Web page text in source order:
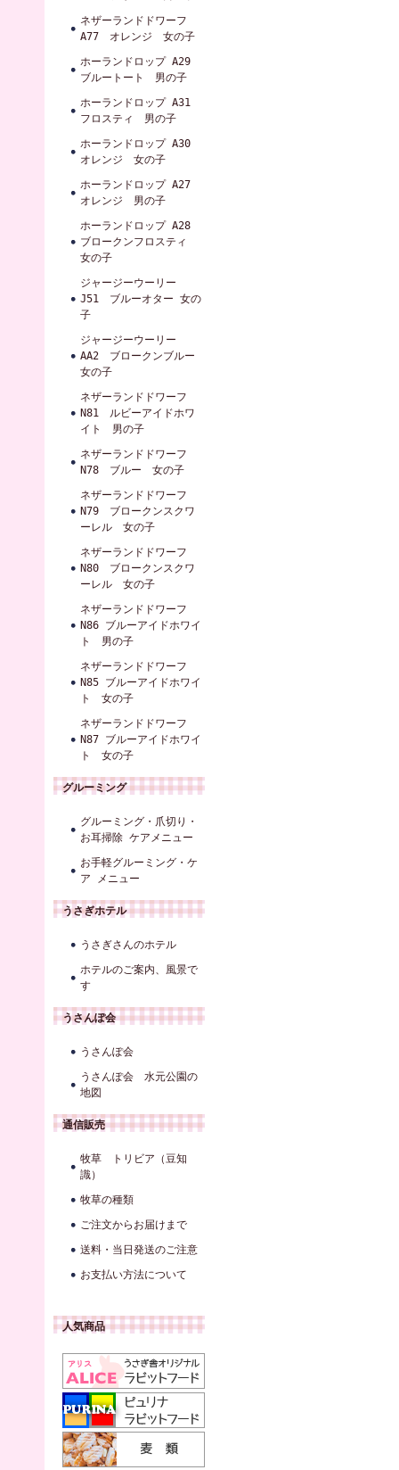
ネザーランドドワーフ
A77 オレンジ 女の子
ホーランドロップ A29
ブルートート 男の子
ホーランドロップ A31
フロスティ 男の子
ホーランドロップ A30
オレンジ 女の子
ホーランドロップ A27
オレンジ 男の子
ホーランドロップ A28
ブロークンフロスティ
女の子
ジャージーウーリー
J51 ブルーオター 女の
子
ジャージーウーリー
AA2 ブロークンブルー
女の子
ネザーランドドワーフ
N81 ルビーアイドホワ
イト 男の子
ネザーランドドワーフ
N78 ブルー 女の子
ネザーランドドワーフ
N79 ブロークンスクワ
ーレル 女の子
ネザーランドドワーフ
N80 ブロークンスクワ
ーレル 女の子
ネザーランドドワーフ
N86 ブルーアイドホワイ
ト 男の子
ネザーランドドワーフ
N85 ブルーアイドホワイ
ト 女の子
ネザーランドドワーフ
N87 ブルーアイドホワイ
ト 女の子
グルーミング
グルーミング・爪切り・
お耳掃除 ケアメニュー
お手軽グルーミング・ケ
ア メニュー
うさぎホテル
うさぎさんのホテル
ホテルのご案内、風景で
す
うさんぽ会
うさんぽ会
うさんぽ会 水元公園の
地図
通信販売
牧草 トリビア（豆知
識）
牧草の種類
ご注文からお届けまで
送料・当日発送のご注意
お支払い方法について
人気商品